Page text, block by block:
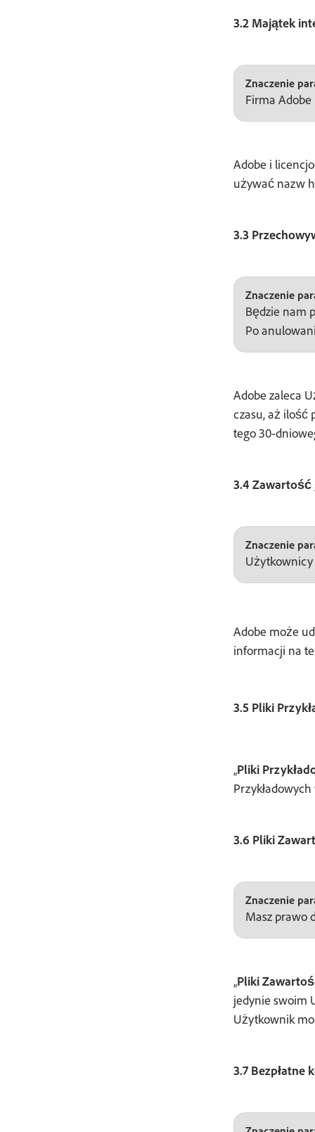
3.2 Majątek
Znaczenie
Firma
Adobe i
używać nazw
3.3
Znaczenie
Będzie nam
Po
Adobe zaleca
czasu, aż ilość
tego 30-
3.4
Znaczenie
Użytkownicy
Adobe może
informacji na
3.5 Pliki
„Pliki
3.6 Pliki
Znaczenie
Masz prawo
„Pliki
jedynie swoim
Użytkownik
3.7 Bezpłatne